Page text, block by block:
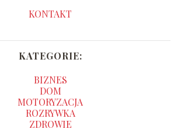
KONTAKT
KATEGORIE:
BIZNES
DOM
MOTORYZACJA
ROZRYWKA
ZDROWIE